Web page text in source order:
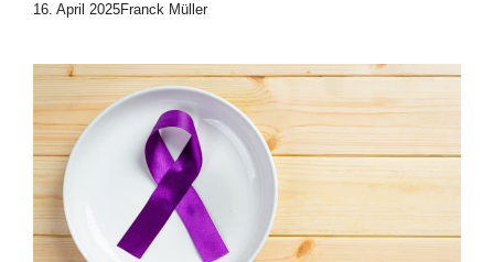
16. April 2025Franck Müller